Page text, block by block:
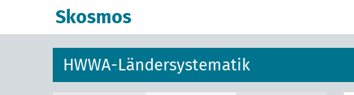
Skosmos
HWWA-Ländersystematik
A43_Ve Osmanisches Reich [Absprachen,
B1 Asien